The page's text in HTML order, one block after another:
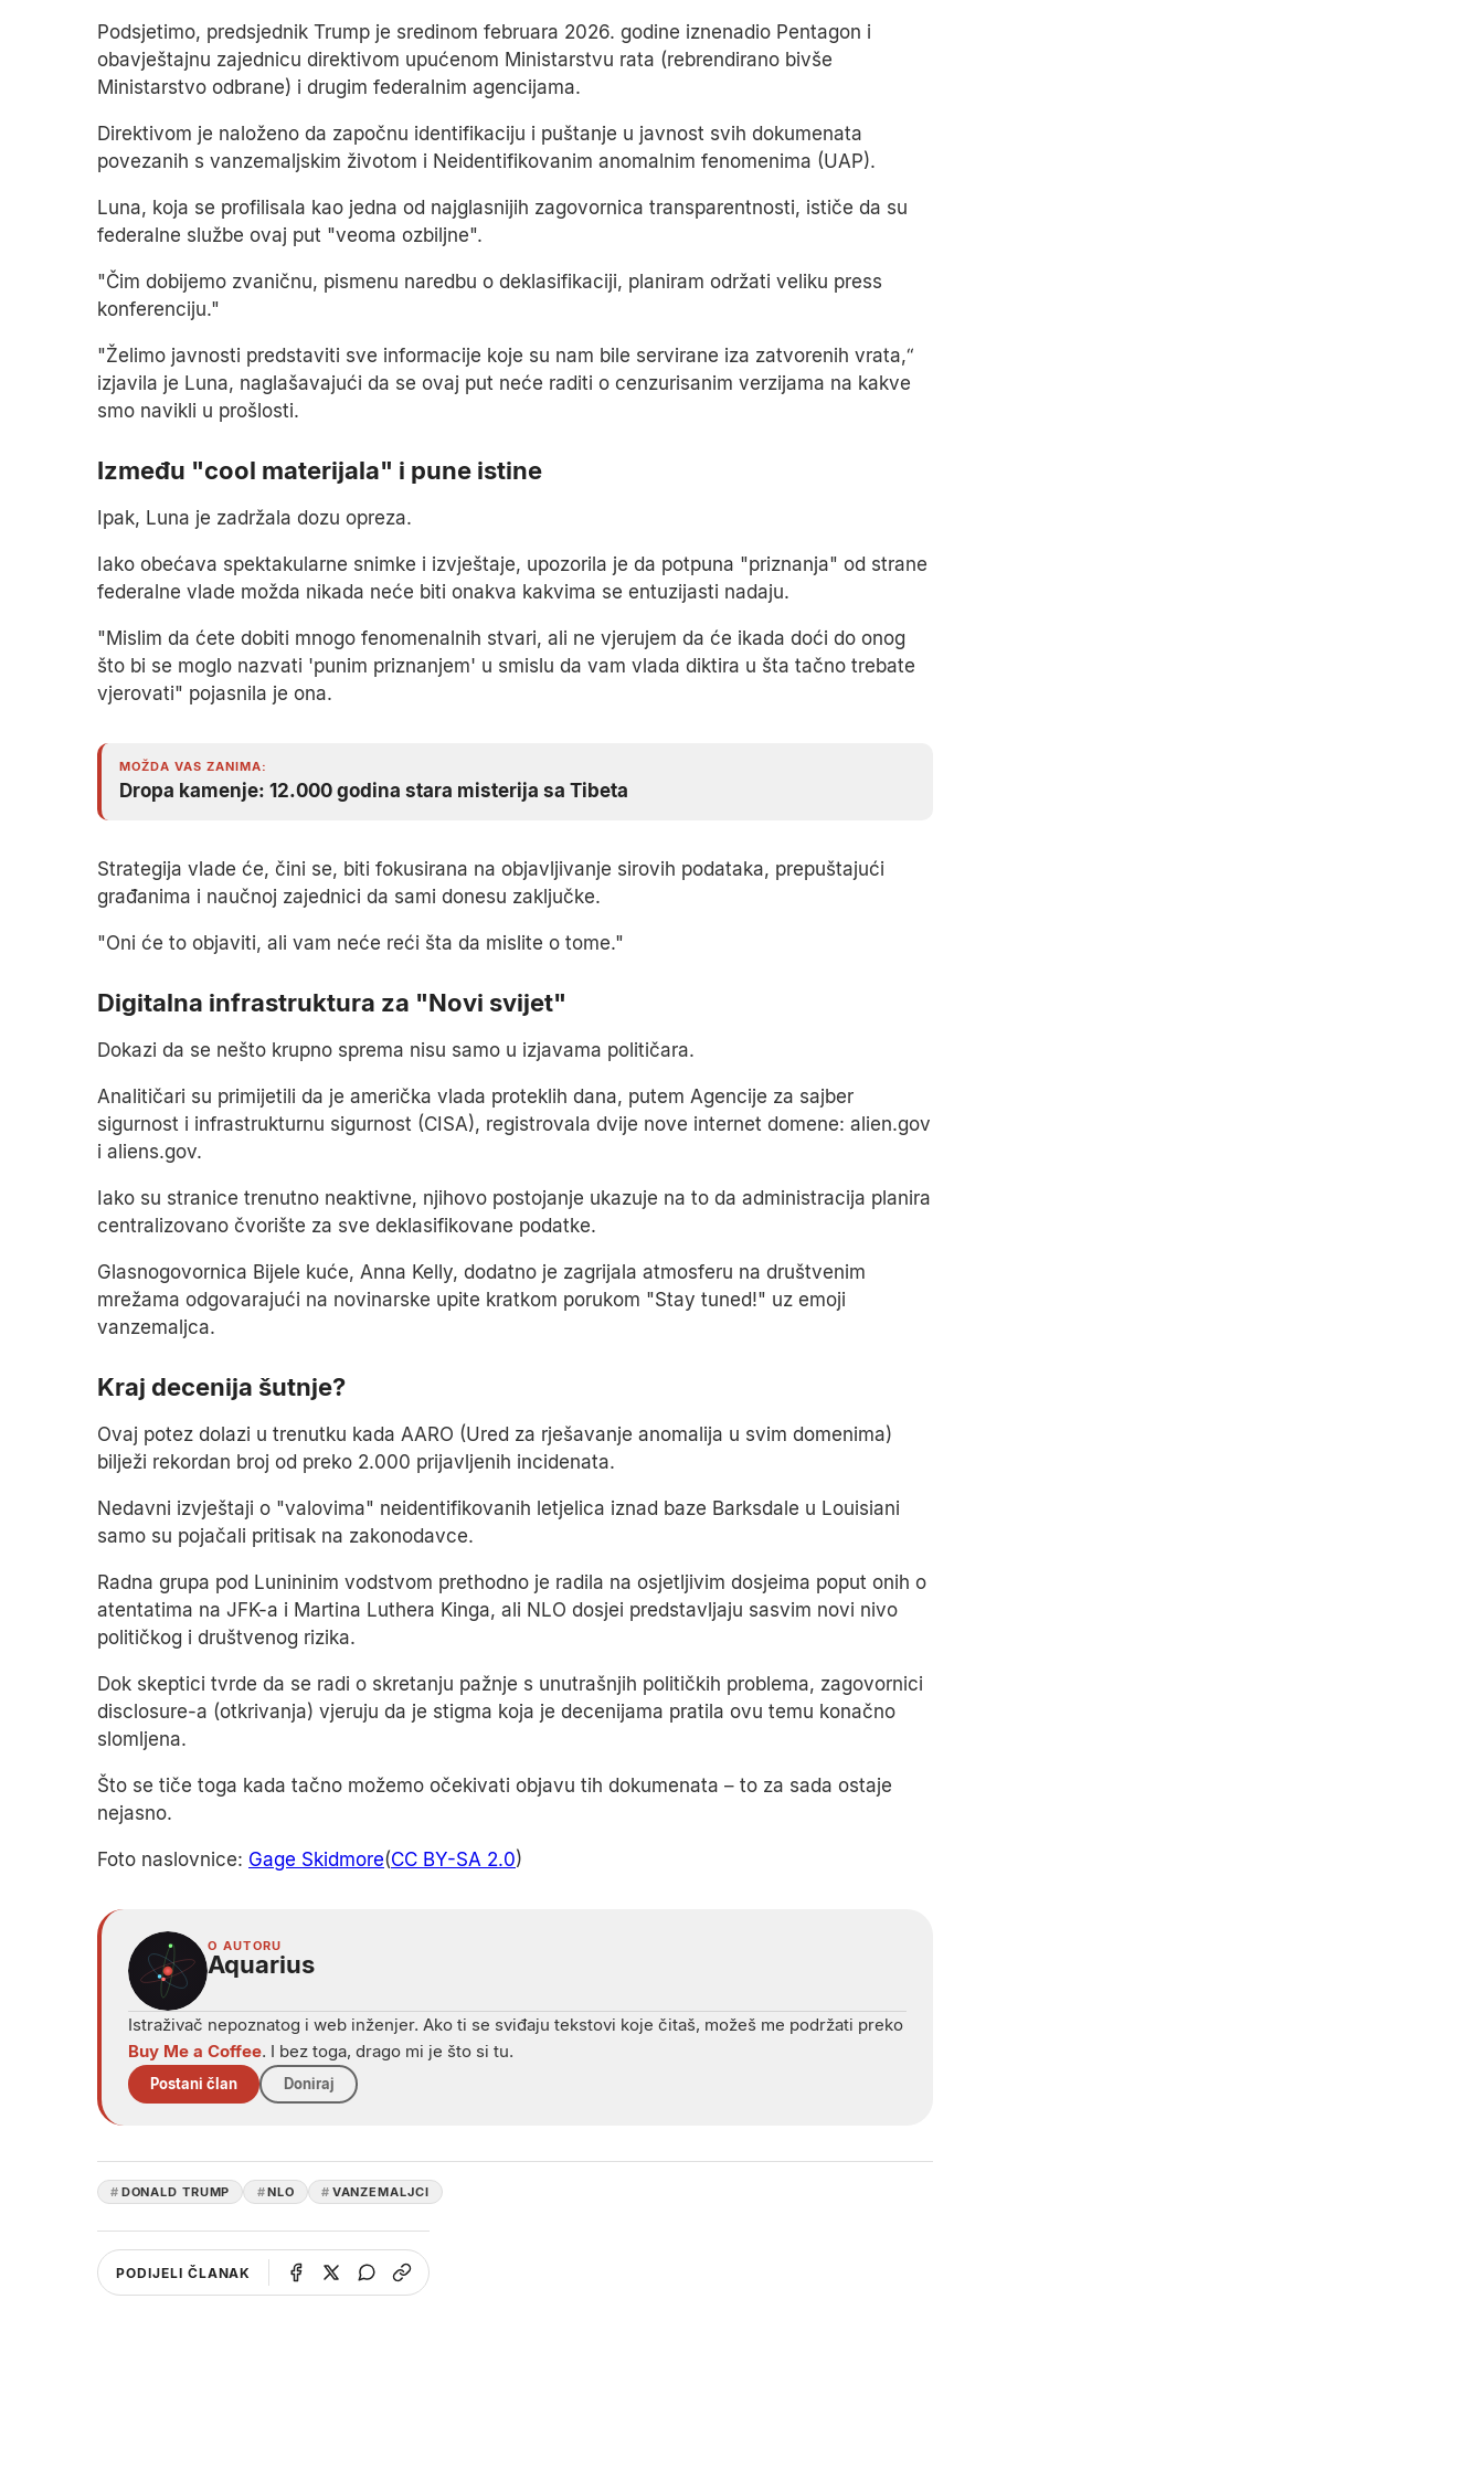
Podsjetimo, predsjednik Trump je sredinom februara 2026. godine iznenadio Pentagon i
obavještajnu zajednicu direktivom upućenom Ministarstvu rata (rebrendirano bivše
Ministarstvo odbrane) i drugim federalnim agencijama.
Direktivom je naloženo da započnu identifikaciju i puštanje u javnost svih dokumenata
povezanih s vanzemaljskim životom i Neidentifikovanim anomalnim fenomenima (UAP).
Luna, koja se profilisala kao jedna od najglasnijih zagovornica transparentnosti, ističe da su
federalne službe ovaj put "veoma ozbiljne".
"Čim dobijemo zvaničnu, pismenu naredbu o deklasifikaciji, planiram održati veliku press
konferenciju."
"Želimo javnosti predstaviti sve informacije koje su nam bile servirane iza zatvorenih vrata,“
izjavila je Luna, naglašavajući da se ovaj put neće raditi o cenzurisanim verzijama na kakve
smo navikli u prošlosti.
Između "cool materijala" i pune istine
Ipak, Luna je zadržala dozu opreza.
Iako obećava spektakularne snimke i izvještaje, upozorila je da potpuna "priznanja" od strane
federalne vlade možda nikada neće biti onakva kakvima se entuzijasti nadaju.
"Mislim da ćete dobiti mnogo fenomenalnih stvari, ali ne vjerujem da će ikada doći do onog
što bi se moglo nazvati 'punim priznanjem' u smislu da vam vlada diktira u šta tačno trebate
vjerovati" pojasnila je ona.
MOŽDA VAS ZANIMA:
Dropa kamenje: 12.000 godina stara misterija sa Tibeta
Strategija vlade će, čini se, biti fokusirana na objavljivanje sirovih podataka, prepuštajući
građanima i naučnoj zajednici da sami donesu zaključke.
"Oni će to objaviti, ali vam neće reći šta da mislite o tome."
Digitalna infrastruktura za "Novi svijet"
Dokazi da se nešto krupno sprema nisu samo u izjavama političara.
Analitičari su primijetili da je američka vlada proteklih dana, putem Agencije za sajber
sigurnost i infrastrukturnu sigurnost (CISA), registrovala dvije nove internet domene: alien.gov
i aliens.gov.
Iako su stranice trenutno neaktivne, njihovo postojanje ukazuje na to da administracija planira
centralizovano čvorište za sve deklasifikovane podatke.
Glasnogovornica Bijele kuće, Anna Kelly, dodatno je zagrijala atmosferu na društvenim
mrežama odgovarajući na novinarske upite kratkom porukom "Stay tuned!" uz emoji
vanzemaljca.
Kraj decenija šutnje?
Ovaj potez dolazi u trenutku kada AARO (Ured za rješavanje anomalija u svim domenima)
bilježi rekordan broj od preko 2.000 prijavljenih incidenata.
Nedavni izvještaji o "valovima" neidentifikovanih letjelica iznad baze Barksdale u Louisiani
samo su pojačali pritisak na zakonodavce.
Radna grupa pod Lunininim vodstvom prethodno je radila na osjetljivim dosjeima poput onih o
atentatima na JFK-a i Martina Luthera Kinga, ali NLO dosjei predstavljaju sasvim novi nivo
političkog i društvenog rizika.
Dok skeptici tvrde da se radi o skretanju pažnje s unutrašnjih političkih problema, zagovornici
disclosure-a (otkrivanja) vjeruju da je stigma koja je decenijama pratila ovu temu konačno
slomljena.
Što se tiče toga kada tačno možemo očekivati objavu tih dokumenata – to za sada ostaje
nejasno.
Foto naslovnice: Gage Skidmore(CC BY-SA 2.0)
O AUTORU
Aquarius
Istraživač nepoznatog i web inženjer. Ako ti se sviđaju tekstovi koje čitaš, možeš me podržati preko
Buy Me a Coffee. I bez toga, drago mi je što si tu.
Postani član Doniraj
DONALD TRUMP NLO VANZEMALJCI
PODIJELI ČLANAK